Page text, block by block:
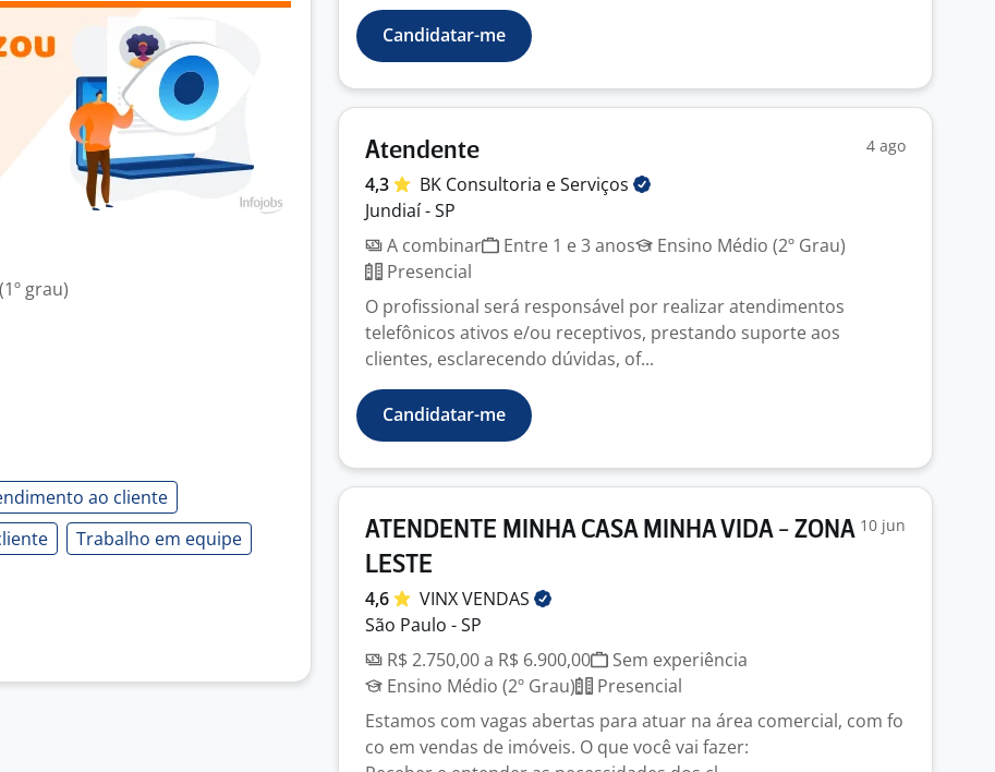
grau)
ao cliente
Trabalho em equipe
Candidatar-me
Atendente 4 ago
4,3 BK Consultoria eServiços
Jundiaí - SP
A combinar
Entre 1 e 3 anos
Ensino Médio (2º Grau)
Presencial
O profissional será responsável por realizar atendimentos
telefônicos ativos e/ou receptivos, prestando suporte aos
clientes, esclarecendo dúvidas, of...
Candidatar-me
ATENDENTE MINHA CASA MINHA VIDA - ZONA
LESTE
10 jun
4,6 VINXVENDAS
São Paulo - SP
R$ 2.750,00 a R$ 6.900,00
Sem experiência
Ensino Médio (2º Grau)
Presencial
Estamos com vagas abertas para atuar na área comercial, com fo
co em vendas de imóveis. O que você vai fazer: